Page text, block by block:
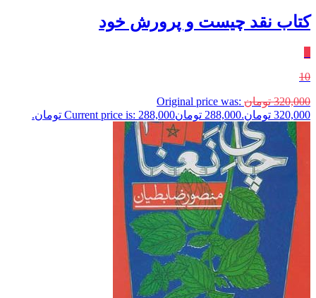
کتاب نقد چیست و پرورش خود
10
320,000 تومان Original price was:
320,000 تومان.
288,000 تومانCurrent price is: 288,000 تومان.